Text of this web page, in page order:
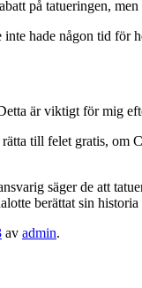
på tatueringen,
hade någon tid för
är viktigt för mig
till felet gratis,
säger de att
berättat sin
av admin.